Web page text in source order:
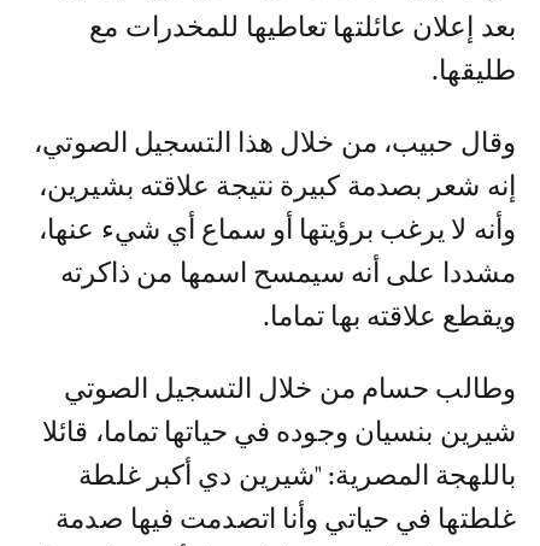
بعد إعلان عائلتها تعاطيها للمخدرات مع
طليقها.
وقال حبيب، من خلال هذا التسجيل الصوتي،
إنه شعر بصدمة كبيرة نتيجة علاقته بشيرين،
وأنه لا يرغب برؤيتها أو سماع أي شيء عنها،
مشددا على أنه سيمسح اسمها من ذاكرته
ويقطع علاقته بها تماما.
وطالب حسام من خلال التسجيل الصوتي
شيرين بنسيان وجوده في حياتها تماما، قائلا
باللهجة المصرية: "شيرين دي أكبر غلطة
غلطتها في حياتي وأنا اتصدمت فيها صدمة